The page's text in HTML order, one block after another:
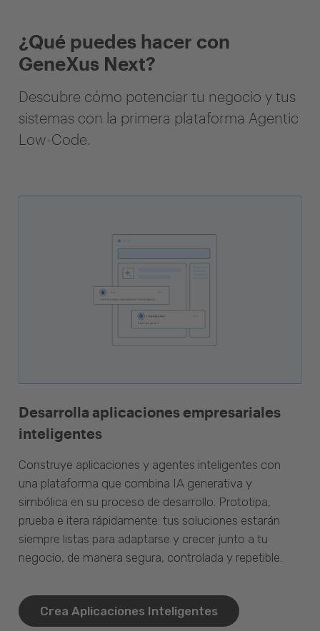
¿Qué puedes hacer con
GeneXus Next?
Descubre cómo potenciar tu negocio y tus
sistemas con la primera plataforma Agentic
Low-Code.
Desarrolla aplicaciones empresariales
inteligentes
Construye aplicaciones y agentes inteligentes con
una plataforma que combina IA generativa y
simbólica en su proceso de desarrollo. Prototipa,
prueba e itera rápidamente: tus soluciones estarán
siempre listas para adaptarse y crecer junto a tu
negocio, de manera segura, controlada y repetible.
Crea Aplicaciones Inteligentes